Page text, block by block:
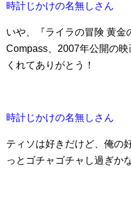
時計じかけの名無しさん
いや、『ライラの冒険 黄金
Compass、2007年公開の
くれてありがとう！
時計じかけの名無しさん
ティソは好きだけど、俺の
っとゴチャゴチャし過ぎかな